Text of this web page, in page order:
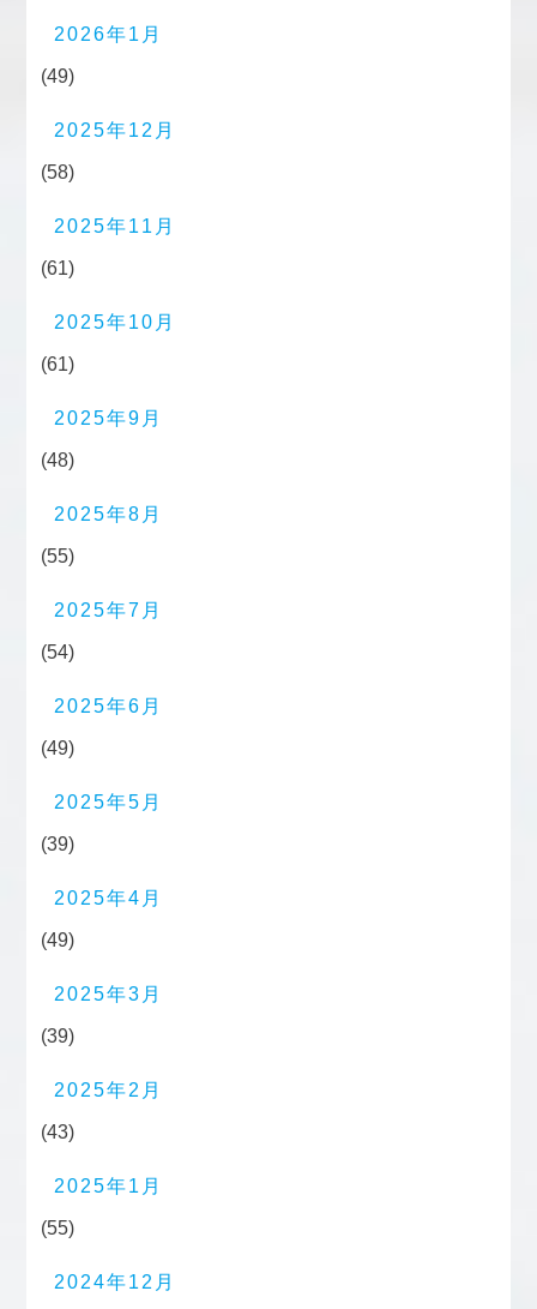
2026年1月
(49)
2025年12月
(58)
2025年11月
(61)
2025年10月
(61)
2025年9月
(48)
2025年8月
(55)
2025年7月
(54)
2025年6月
(49)
2025年5月
(39)
2025年4月
(49)
2025年3月
(39)
2025年2月
(43)
2025年1月
(55)
2024年12月